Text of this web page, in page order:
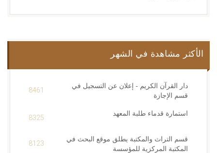
الأكثر مشاهدة في الشهر
دار القرآن الكريم - إعلان عن التسجيل في
قسم الإجازة
8461
استمارة قدماء طلبة المعهد
8325
قسم التراث والمكتبة يطلق موقع البحث في
المكتبة المركزية للمؤسسة
8123